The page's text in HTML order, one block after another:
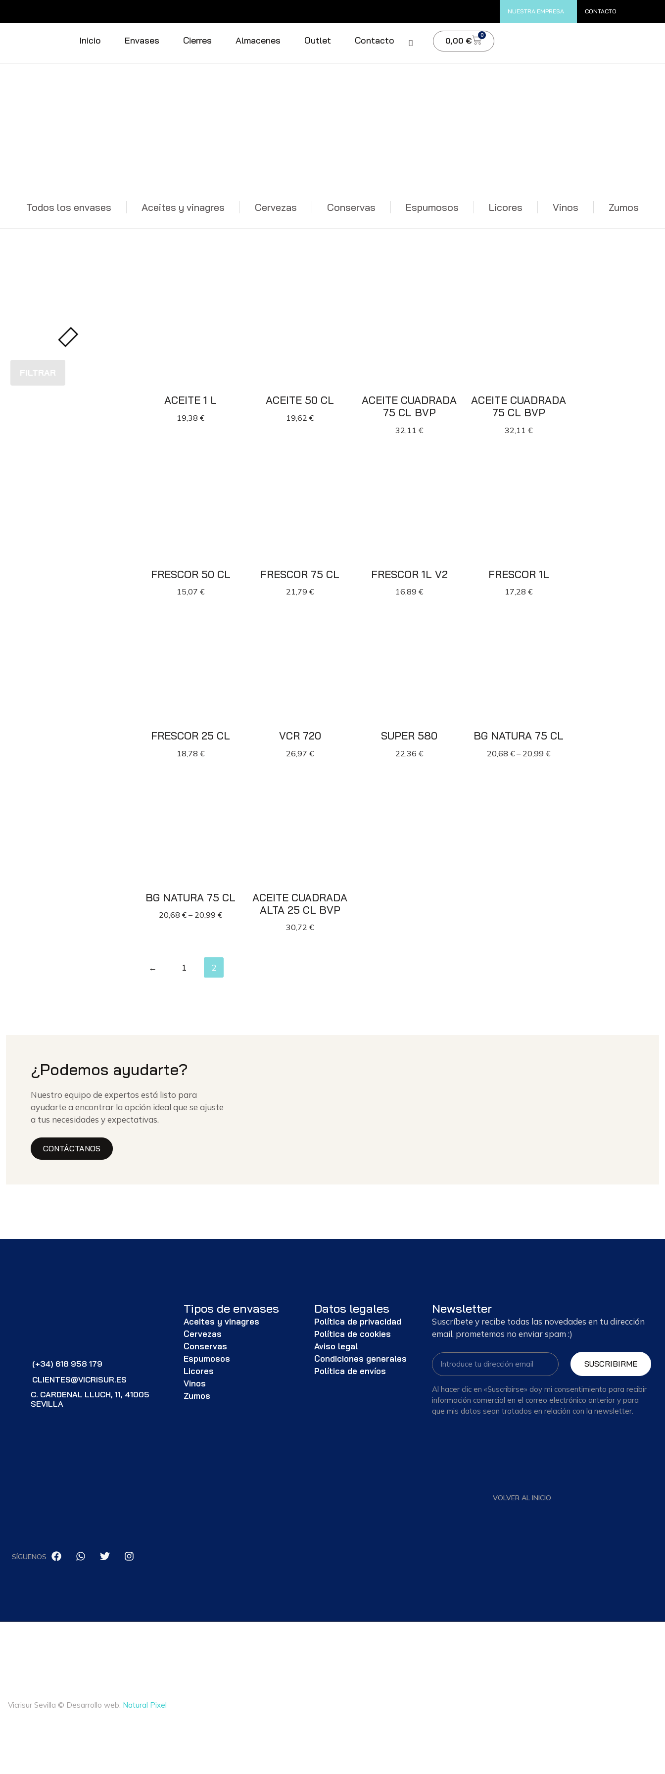
NUESTRA EMPRESA CONTACTO
Inicio Envases Cierres Almacenes Outlet Contacto 0,00 €
0
Todos los envases Aceites y vinagres Cervezas Conservas Espumosos Licores Vinos Zumos
FILTRAR
ACEITE 1 L
19,38€
ACEITE 50 CL
19,62€
ACEITE CUADRADA
75 CL BVP
32,11€
ACEITE CUADRADA
75 CL BVP
32,11€
FRESCOR 50 CL
15,07€
FRESCOR 75 CL
21,79€
FRESCOR 1L V2
16,89€
FRESCOR 1L
17,28€
FRESCOR 25 CL
18,78€
VCR 720
26,97€
SUPER 580
22,36€
BG NATURA 75 CL
20,68€ – 20,99€
BG NATURA 75 CL
20,68€ – 20,99€
ACEITE CUADRADA
ALTA 25 CL BVP
30,72€
← 1 2
¿Podemos ayudarte?
Nuestro equipo de expertos está listo para
ayudarte a encontrar la opción ideal que se ajuste
a tus necesidades y expectativas.
CONTÁCTANOS
(+34) 618 958 179
CLIENTES@VICRISUR.ES
C. CARDENAL LLUCH, 11, 41005
SEVILLA
Tipos de envases
Aceites y vinagres
Cervezas
Conservas
Espumosos
Licores
Vinos
Zumos
Datos legales
Política de privacidad
Política de cookies
Aviso legal
Condiciones generales
Política de envíos
Newsletter
Suscríbete y recibe todas las novedades en tu dirección
email, prometemos no enviar spam :)
SUSCRIBIRME
Al hacer clic en «Suscribirse» doy mi consentimiento para recibir
información comercial en el correo electrónico anterior y para
que mis datos sean tratados en relación con la newsletter.
SÍGUENOS
VOLVER AL INICIO
Vicrisur Sevilla © Desarrollo web: Natural Pixel